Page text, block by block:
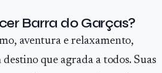
Barra do Garças?
aventura e relaxamento,
que agrada a todos. Suas